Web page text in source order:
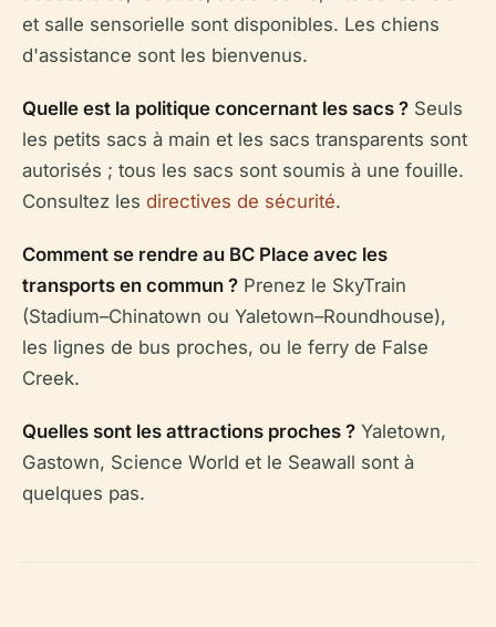
et salle sensorielle sont disponibles. Les chiens
d'assistance sont les bienvenus.
Quelle est la politique concernant les sacs ? Seuls
les petits sacs à main et les sacs transparents sont
autorisés ; tous les sacs sont soumis à une fouille.
Consultez les directives de sécurité.
Comment se rendre au BC Place avec les
transports en commun ? Prenez le SkyTrain
(Stadium–Chinatown ou Yaletown–Roundhouse),
les lignes de bus proches, ou le ferry de False
Creek.
Quelles sont les attractions proches ? Yaletown,
Gastown, Science World et le Seawall sont à
quelques pas.